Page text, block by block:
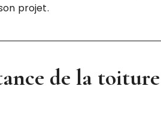
projet.
de la